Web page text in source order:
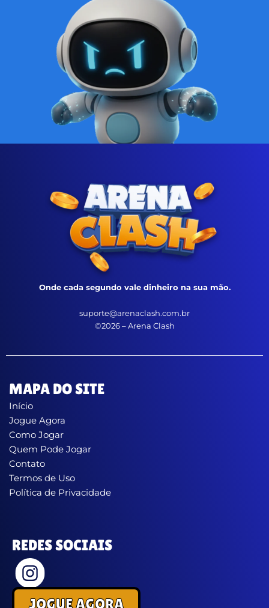
Onde cada segundo vale dinheiro na sua mão.
suporte@arenaclash.com.br
©2026 – Arena Clash
MAPA DO SITE
Início
Jogue Agora
Como Jogar
Quem Pode Jogar
Contato
Termos de Uso
Política de Privacidade
REDES SOCIAIS
JOGUE AGORA